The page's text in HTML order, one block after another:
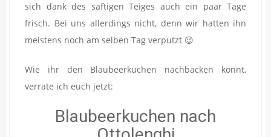
sich dank des saftigen Teiges auch ein paar Tage
frisch. Bei uns allerdings nicht, denn wir hatten ihn
meistens noch am selben Tag verputzt 😉
Wie ihr den Blaubeerkuchen nachbacken könnt,
verrate ich euch jetzt:
Blaubeerkuchen nach